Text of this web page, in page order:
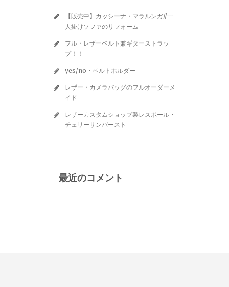
【販売中】カッシーナ・マラルンガ//一
人掛けソファのリフォーム
フル・レザーベルト兼ギターストラッ
プ！！
yes/no・ベルトホルダー
レザー・カメラバッグのフルオーダーメ
イド
レザーカスタムショップ製レスポール・
チェリーサンバースト
最近のコメント